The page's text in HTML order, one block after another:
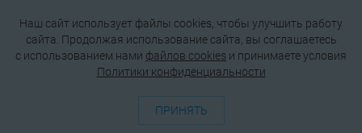
Наш сайт использует файлы cookies, чтобы улучшить работу
сайта. Продолжая использование сайта, вы соглашаетесь
c использованием нами файлов cookies и принимаете условия
Политики конфиденциальности
ПРИНЯТЬ